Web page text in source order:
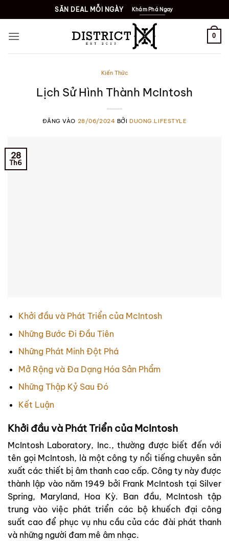
qua
nội
SĂN DEAL MỖI NGÀY Khám Phá Ngay
0
Kiến Thức
Lịch Sử Hình Thành McIntosh
ĐĂNG VÀO 28/06/2024 BỞIDUONG.LIFESTYLE
28
Th6
Khởi đầu và Phát Triển của McIntosh
Những Bước Đi Đầu Tiên
Những Phát Minh Đột Phá
Mở Rộng và Đa Dạng Hóa Sản Phẩm
Những Thập Kỷ Sau Đó
Kết Luận
Khởi đầu và Phát Triển của McIntosh
McIntosh Laboratory, Inc., thường được biết đến với
tên gọi McIntosh, là một công ty nổi tiếng chuyên sản
xuất các thiết bị âm thanh cao cấp. Công ty này được
thành lập vào năm 1949 bởi Frank McIntosh tại Silver
Spring, Maryland, Hoa Kỳ. Ban đầu, McIntosh tập
trung vào việc phát triển các bộ khuếch đại công
suất cao để phục vụ nhu cầu của các đài phát thanh
và những người đam mê âm nhạc.